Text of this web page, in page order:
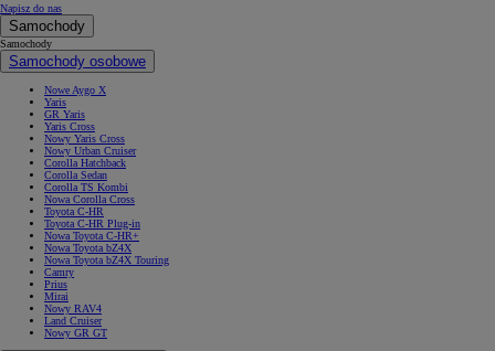
Napisz do nas
Samochody
Samochody
Samochody osobowe
Nowe Aygo X
Yaris
GR Yaris
Yaris Cross
Nowy Yaris Cross
Nowy Urban Cruiser
Corolla Hatchback
Corolla Sedan
Corolla TS Kombi
Nowa Corolla Cross
Toyota C-HR
Toyota C-HR Plug-in
Nowa Toyota C-HR+
Nowa Toyota bZ4X
Nowa Toyota bZ4X Touring
Camry
Prius
Mirai
Nowy RAV4
Land Cruiser
Nowy GR GT